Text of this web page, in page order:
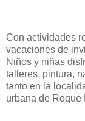
Con actividades
vacaciones de
Niños y niñas
talleres, pintura,
tanto en la
urbana de Roque